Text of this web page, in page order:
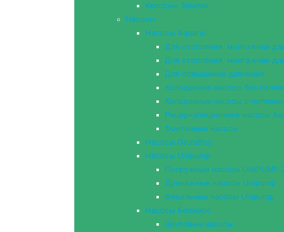
Кессоны Земляк
Насосы
Насосы Aquario
Для отопления, монтажная
Для отопления, монтажная
Для повышения давления
Колодезные насосы без
Колодезные насосы с
Рециркуляционные насосы
Фонтанные насосы
Насосы Grundfos
Насосы Unipump
Погружные насосы UNIPUMP
Дренажные насосы Unipump
Фекальные насосы Unipump
Насосы Беламос
Винтовые насосы